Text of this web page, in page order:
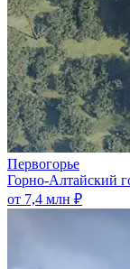
Первогорье
Горно-Алтайский
от 7,4 млн ₽